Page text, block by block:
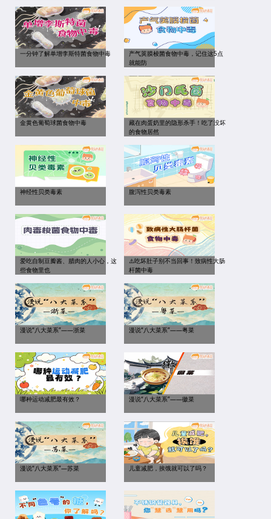
一分钟了解单增李斯特菌食物中毒
产气荚膜梭菌食物中毒，记住这5点
就能防
金黄色葡萄球菌食物中毒
藏在肉蛋奶里的隐形杀手！吃了没坏
的食物居然
神经性贝类毒素 腹泻性贝类毒素
爱吃自制豆瓣酱、腊肉的人小心，这
些食物里也
⚠️吃坏肚子别不当回事！致病性大肠
杆菌中毒
漫说“八大菜系”——浙菜 漫说“八大菜系”——粤菜
哪种运动减肥最有效？ 漫说“八大菜系”——徽菜
漫说“八大菜系”—苏菜 儿童减肥，挨饿就可以了吗？